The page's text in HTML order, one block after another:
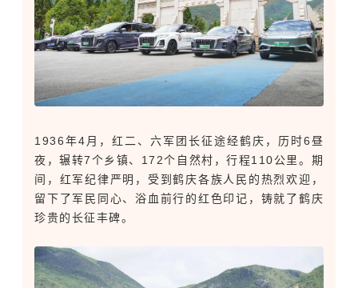
1936年4月，红二、六军团长征途经鹤庆，历时6昼
夜，辗转7个乡镇、172个自然村，行程110公里。期
间，红军纪律严明，受到鹤庆各族人民的热烈欢迎，
留下了军民同心、浴血前行的红色印记，铸就了鹤庆
珍贵的长征丰碑。